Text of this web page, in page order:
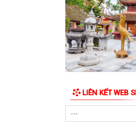
phản ánh,...
QUYẾT ĐỊNH Về việc
hành chính mới ban
truyền...
QUYẾT ĐỊNH Về việc
QUYẾT ĐỊNH Về việc
hành chính được
LIÊN KẾT WEB